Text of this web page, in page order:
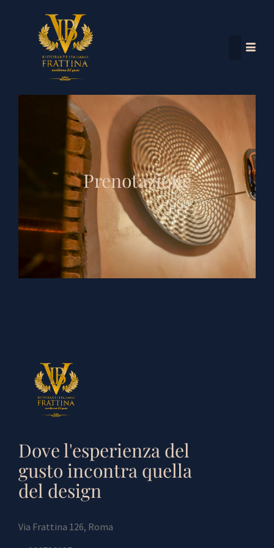
Prenotazione
Dove l'esperienza del
gusto incontra quella
del design
Via Frattina 126, Roma